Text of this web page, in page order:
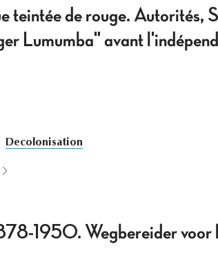
teintée de rouge. Autorités,
Lumumba" avant
Decolonisation
1950. Wegbereider voor